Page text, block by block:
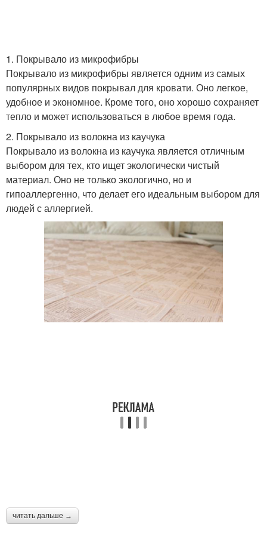
1. Покрывало из микрофибры
Покрывало из микрофибры является одним из самых
популярных видов покрывал для кровати. Оно легкое,
удобное и экономное. Кроме того, оно хорошо сохраняет
тепло и может использоваться в любое время года.
2. Покрывало из волокна из каучука
Покрывало из волокна из каучука является отличным
выбором для тех, кто ищет экологически чистый
материал. Оно не только экологично, но и
гипоаллергенно, что делает его идеальным выбором для
людей с аллергией.
читать дальше →